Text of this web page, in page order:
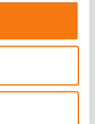
voit
omassa